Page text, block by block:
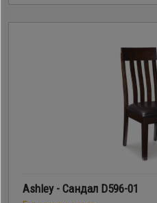
Ashley - Сандал D596-01